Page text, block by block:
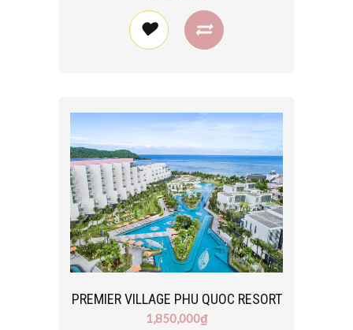
PREMIER VILLAGE PHU QUOC RESORT
1,850,000₫